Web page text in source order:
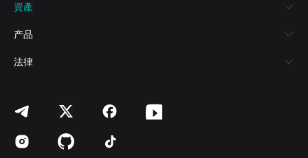
Bahasa Indonesia
ภาษาไทย
العربية
हिन्दी
Español (Argentina)
資產
产品
法律